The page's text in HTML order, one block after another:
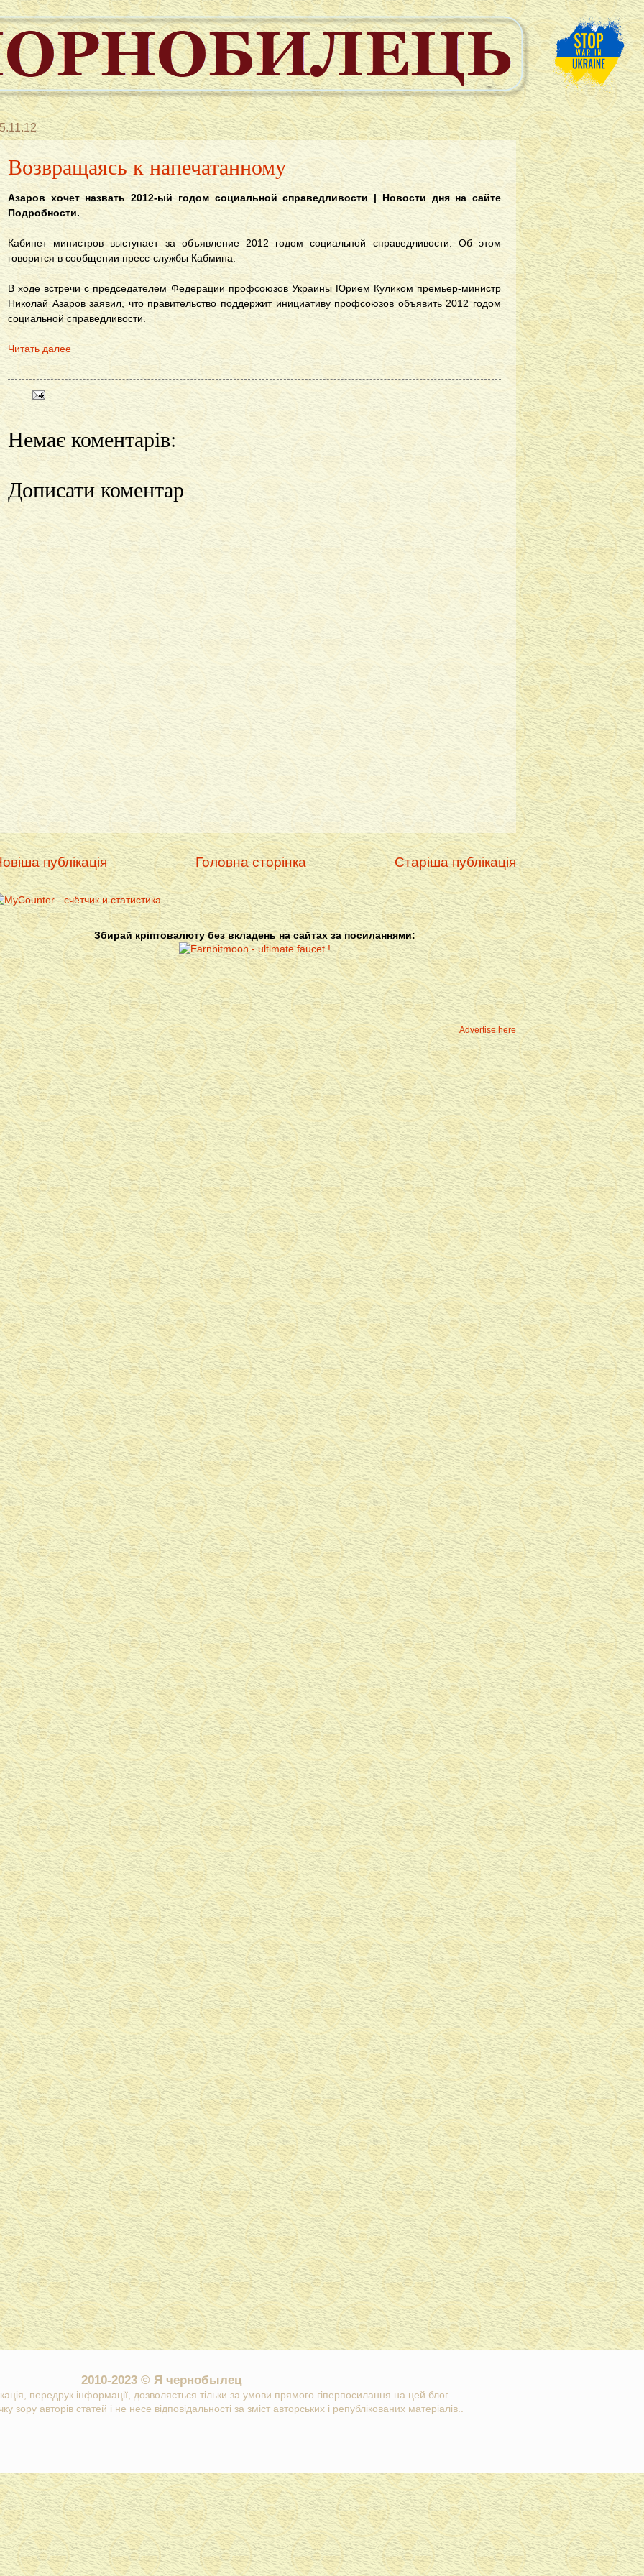
Возвращаясь к напечатанному
Азаров хочет назвать 2012-ый годом социальной справедливости | Новости дня на сайте
Подробности.
Кабинет министров выступает за объявление 2012 годом социальной справедливости. Об этом
говорится в сообщении пресс-службы Кабмина.
В ходе встречи с председателем Федерации профсоюзов Украины Юрием Куликом премьер-министр
Николай Азаров заявил, что правительство поддержит инициативу профсоюзов объявить 2012 годом
социальной справедливости.
Читать далее
Немає коментарів:
Дописати коментар
публікація Старіша публікація
Головна сторінка
Збирай кріптовалюту без вкладень на сайтах за посиланнями:
Advertise here
2010-2023 © Я чернобылец
передрук інформації, дозволяється тільки за умови прямого гіперпосилання на цей блог.
зору авторів статей і не несе відповідальності за зміст авторських і републікованих матеріалів..